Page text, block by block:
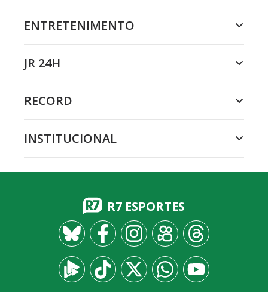
ENTRETENIMENTO
JR 24H
RECORD
INSTITUCIONAL
R7 ESPORTES